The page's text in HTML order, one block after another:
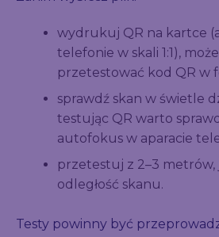
wydrukuj QR na kartce
telefonie w skali 1:1),
przetestować kod QR w
sprawdź skan w świetle
testując QR warto
autofokus w aparacie
przetestuj z 2–3 metrów,
odległość skanu.
Testy powinny być